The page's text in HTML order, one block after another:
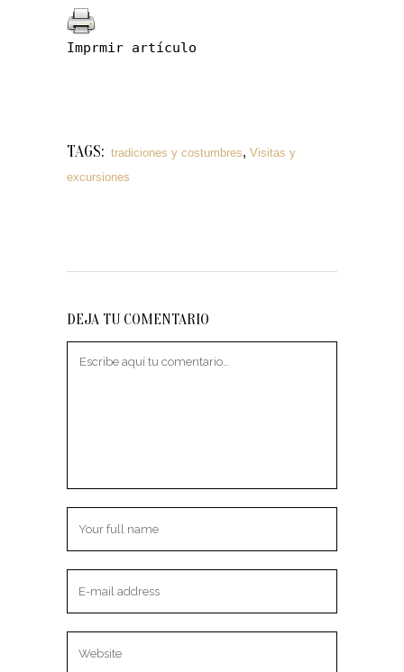
Imprmir artículo
TAGS: tradiciones y costumbres, Visitas y
excursiones
DEJA TU COMENTARIO